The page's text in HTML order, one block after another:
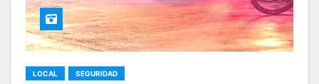
LOCAL SEGURIDAD